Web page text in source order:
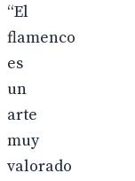
“El
flamenco
es
un
arte
muy
valorado